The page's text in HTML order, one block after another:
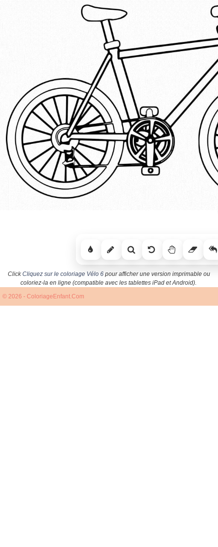
ClickCliquez sur le coloriage Vélo 6 pour afficher une version imprimable ou
coloriez-la en ligne (compatible avec les tablettes iPad et Android).
© 2026 - ColoriageEnfant.Com